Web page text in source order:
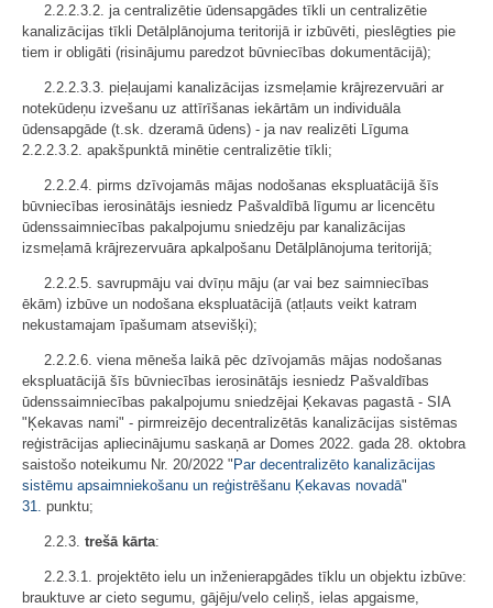
2.2.2.3.2. ja centralizētie ūdensapgādes tīkli un centralizētie
kanalizācijas tīkli Detālplānojuma teritorijā ir izbūvēti, pieslēgties pie
tiem ir obligāti (risinājumu paredzot būvniecības dokumentācijā);
2.2.2.3.3. pieļaujami kanalizācijas izsmeļamie krājrezervuāri ar
notekūdeņu izvešanu uz attīrīšanas iekārtām un individuāla
ūdensapgāde (t.sk. dzeramā ūdens) - ja nav realizēti Līguma
2.2.2.3.2. apakšpunktā minētie centralizētie tīkli;
2.2.2.4. pirms dzīvojamās mājas nodošanas ekspluatācijā šīs
būvniecības ierosinātājs iesniedz Pašvaldībā līgumu ar licencētu
ūdenssaimniecības pakalpojumu sniedzēju par kanalizācijas
izsmeļamā krājrezervuāra apkalpošanu Detālplānojuma teritorijā;
2.2.2.5. savrupmāju vai dvīņu māju (ar vai bez saimniecības
ēkām) izbūve un nodošana ekspluatācijā (atļauts veikt katram
nekustamajam īpašumam atsevišķi);
2.2.2.6. viena mēneša laikā pēc dzīvojamās mājas nodošanas
ekspluatācijā šīs būvniecības ierosinātājs iesniedz Pašvaldības
ūdenssaimniecības pakalpojumu sniedzējai Ķekavas pagastā - SIA
"Ķekavas nami" - pirmreizējo decentralizētās kanalizācijas sistēmas
reģistrācijas apliecinājumu saskaņā ar Domes 2022. gada 28. oktobra
saistošo noteikumu Nr. 20/2022 " Par decentralizēto kanalizācijas
sistēmu apsaimniekošanu un reģistrēšanu Ķekavas novadā"
31.
punktu;
2.2.3. trešā kārta:
2.2.3.1. projektēto ielu un inženierapgādes tīklu un objektu izbūve:
brauktuve ar cieto segumu, gājēju/velo celiņš, ielas apgaisme,